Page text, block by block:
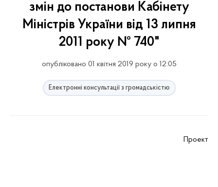
змін до постанови Кабінету
Міністрів України від 13 липня
2011 року № 740"
опубліковано 01 квітня 2019 року о 12:05
Електронні консультації з громадськістю
Проект